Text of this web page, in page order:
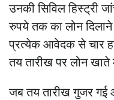
उनकी सिविल हिस्ट्री
रुपये तक का लोन
प्रत्येक आवेदक से चार
तय तारीख पर लोन खाते
जब तय तारीख गुजर गई